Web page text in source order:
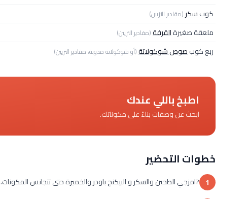
كوبسكر (مقادير التزيين)
ملعقة صغيرةالقرفة(مقادير التزيين)
ربع كوبصوص شوكولاتة(أو شوكولاتة مذوبة، مقادير التزيين)
اطبخ باللي عندك
ابحث عن وصفات بناءً على مكوناتك.
خطوات التحضير
1 ?امزجي الطحين والسكر و البيكنج باودر والخميرة حتى تتجانس المكونات.